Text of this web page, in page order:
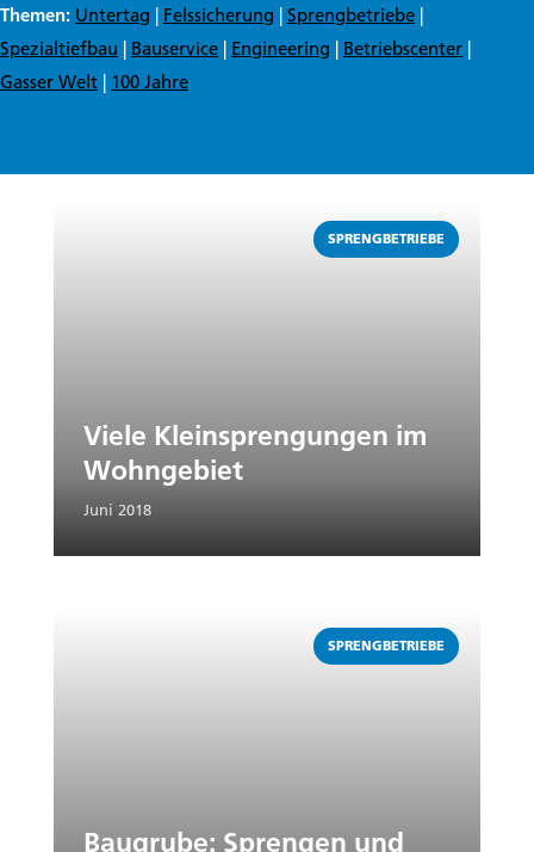
Themen: Untertag | Felssicherung | Sprengbetriebe |
Spezialtiefbau | Bauservice | Engineering | Betriebscenter |
Gasser Welt | 100 Jahre
SPRENGBETRIEBE
Viele Kleinsprengungen im
Wohngebiet
Juni 2018
SPRENGBETRIEBE
Baugrube: Sprengen und